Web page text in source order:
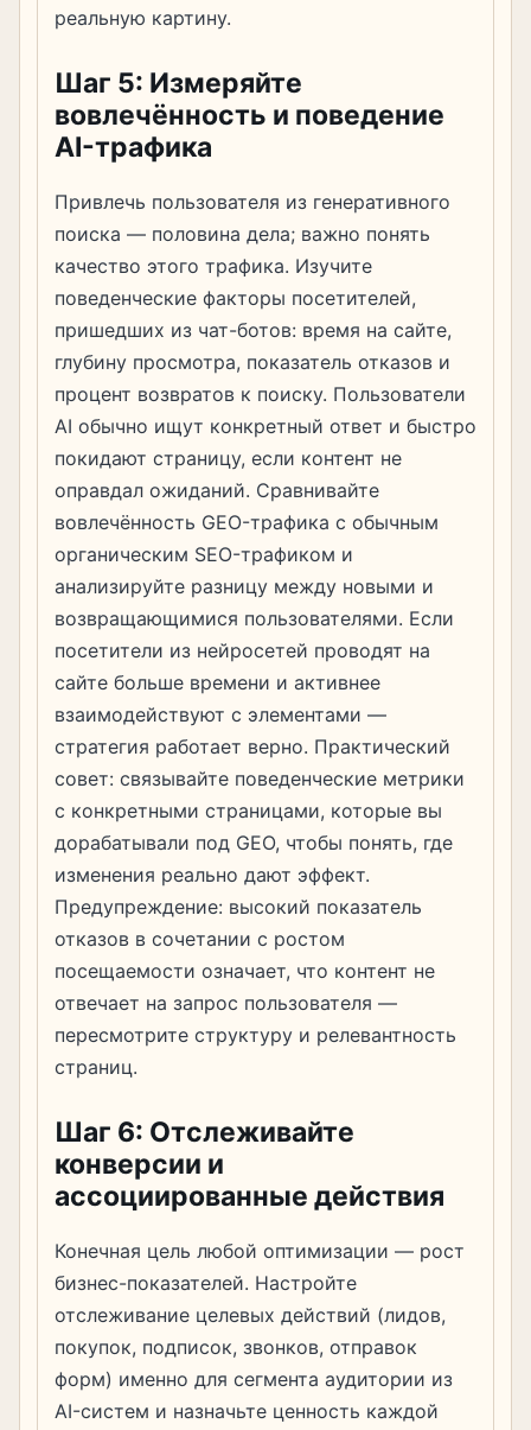
реальную картину.
Шаг 5: Измеряйте
вовлечённость и поведение
AI-трафика
Привлечь пользователя из генеративного
поиска — половина дела; важно понять
качество этого трафика. Изучите
поведенческие факторы посетителей,
пришедших из чат-ботов: время на сайте,
глубину просмотра, показатель отказов и
процент возвратов к поиску. Пользователи
AI обычно ищут конкретный ответ и быстро
покидают страницу, если контент не
оправдал ожиданий. Сравнивайте
вовлечённость GEO-трафика с обычным
органическим SEO-трафиком и
анализируйте разницу между новыми и
возвращающимися пользователями. Если
посетители из нейросетей проводят на
сайте больше времени и активнее
взаимодействуют с элементами —
стратегия работает верно. Практический
совет: связывайте поведенческие метрики
с конкретными страницами, которые вы
дорабатывали под GEO, чтобы понять, где
изменения реально дают эффект.
Предупреждение: высокий показатель
отказов в сочетании с ростом
посещаемости означает, что контент не
отвечает на запрос пользователя —
пересмотрите структуру и релевантность
страниц.
Шаг 6: Отслеживайте
конверсии и
ассоциированные действия
Конечная цель любой оптимизации — рост
бизнес-показателей. Настройте
отслеживание целевых действий (лидов,
покупок, подписок, звонков, отправок
форм) именно для сегмента аудитории из
AI-систем и назначьте ценность каждой